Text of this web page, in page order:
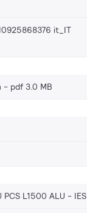
it_IT
pdf 3.0 MB
L1500 ALU IES